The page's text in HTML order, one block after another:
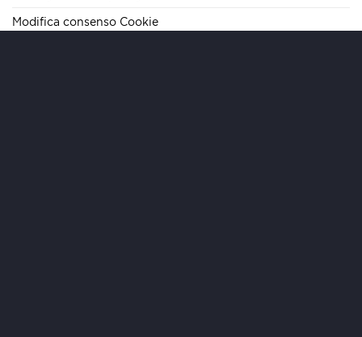
Modifica consenso Cookie